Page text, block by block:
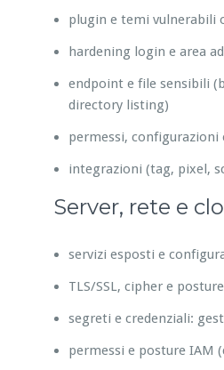
plugin e temi vulnerabili
hardening login e area
endpoint e file sensibili
directory listing)
permessi, configurazioni
integrazioni (tag, pixel,
Server, rete e
servizi esposti e
TLS/SSL, cipher e
segreti e credenziali:
permessi e posture IAM